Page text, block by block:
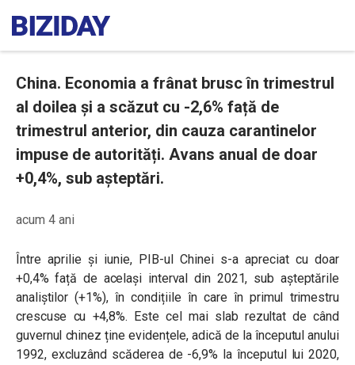
China. Economia a frânat brusc în trimestrul
al doilea și a scăzut cu -2,6% față de
trimestrul anterior, din cauza carantinelor
impuse de autorități. Avans anual de doar
+0,4%, sub așteptări.
acum 4 ani
Între aprilie și iunie, PIB-ul Chinei s-a apreciat cu doar
+0,4% față de același interval din 2021, sub așteptările
analiștilor (+1%), în condițiile în care în primul trimestru
crescuse cu +4,8%. Este cel mai slab rezultat de când
guvernul chinez ține evidențele, adică de la începutul anului
1992, excluzând scăderea de -6,9% la începutul lui 2020,